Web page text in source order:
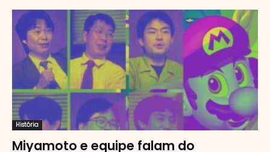
História
Miyamoto e equipe falam do